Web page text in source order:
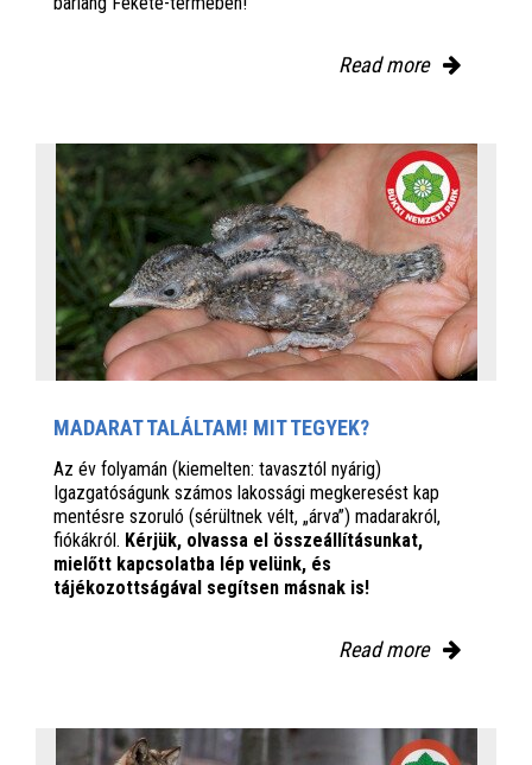
Read more
MADARAT TALÁLTAM! MIT TEGYEK?
Az év folyamán (kiemelten: tavasztól nyárig)
Igazgatóságunk számos lakossági megkeresést kap
mentésre szoruló (sérültnek vélt, „árva”) madarakról,
fiókákról. Kérjük, olvassa el összeállításunkat,
mielőtt kapcsolatba lép velünk, és
tájékozottságával segítsen másnak is!
Read more